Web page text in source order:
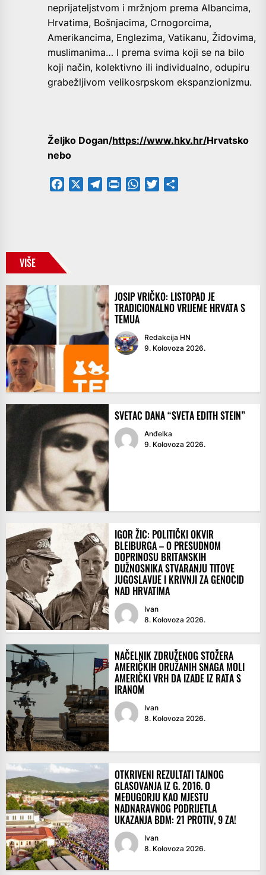
neprijateljstvom i mržnjom prema Albancima,
Hrvatima, Bošnjacima, Crnogorcima,
Amerikancima, Englezima, Vatikanu, Židovima,
muslimanima… I prema svima koji se na bilo
koji način, kolektivno ili individualno, odupiru
grabežljivom velikosrpskom ekspanzionizmu.
Željko Dogan/https://www.hkv.hr/Hrvatsko
nebo
Facebook TelegramPrintFriendly
WhatsApp
Twitter
VIŠE
JOSIP VRIČKO: LISTOPAD JE
TRADICIONALNO VRIJEME HRVATA S
TEMUA
Redakcija HN
9. Kolovoza 2026.
SVETAC DANA “SVETA EDITH STEIN”
Anđelka
9. Kolovoza 2026.
IGOR ŽIC: POLITIČKI OKVIR
BLEIBURGA – O PRESUDNOM
DOPRINOSU BRITANSKIH
DUŽNOSNIKA STVARANJU TITOVE
JUGOSLAVIJE I KRIVNJI ZA GENOCID
NAD HRVATIMA
Ivan
8. Kolovoza 2026.
NAČELNIK ZDRUŽENOG STOŽERA
AMERIČKIH ORUŽANIH SNAGA MOLI
AMERIČKI VRH DA IZAĐE IZ RATA S
IRANOM
Ivan
8. Kolovoza 2026.
OTKRIVENI REZULTATI TAJNOG
GLASOVANJA IZ G. 2016. O
MEĐUGORJU KAO MJESTU
NADNARAVNOG PODRIJETLA
UKAZANJA BDM: 21 PROTIV, 9 ZA!
Ivan
8. Kolovoza 2026.